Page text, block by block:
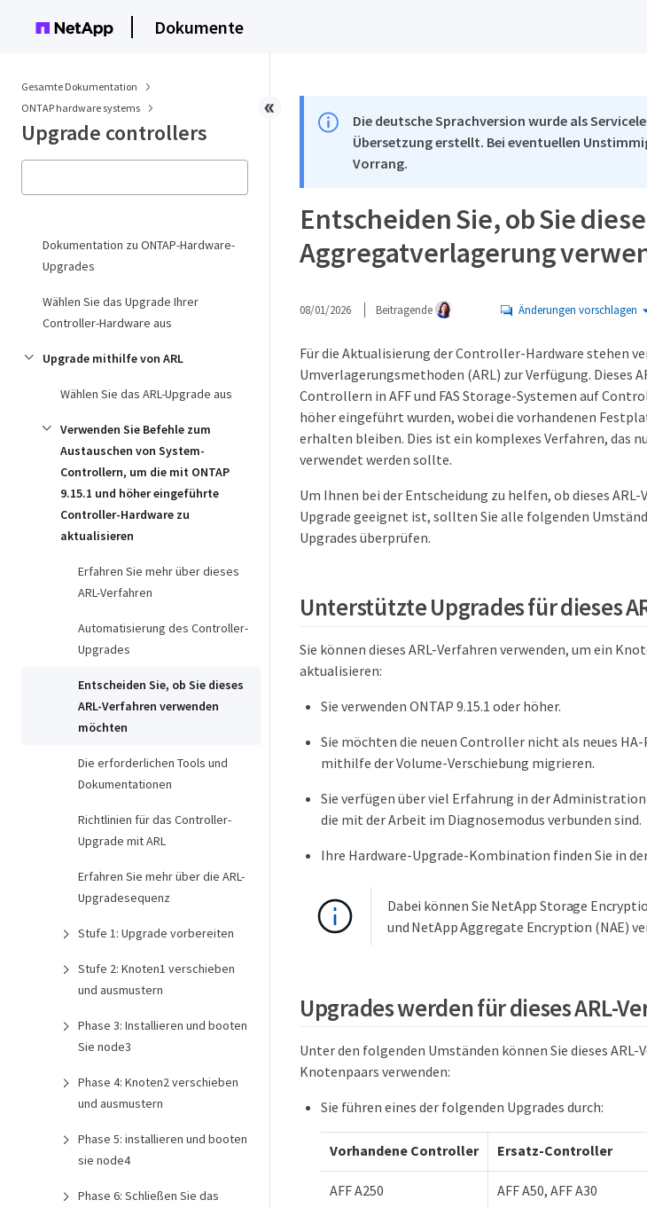
Dokumente
Gesamte Dokumentation
ONTAP hardware systems
Upgrade controllers
Dokumentation zu ONTAP-Hardware-
Upgrades
Wählen Sie das Upgrade Ihrer
Controller-Hardware aus
Upgrade mithilfe von ARL
Wählen Sie das ARL-Upgrade aus
Verwenden Sie Befehle zum
Austauschen von System-
Controllern, um die mit ONTAP
9.15.1 und höher eingeführte
Controller-Hardware zu
aktualisieren
Erfahren Sie mehr über dieses
ARL-Verfahren
Automatisierung des Controller-
Upgrades
Entscheiden Sie, ob Sie dieses
ARL-Verfahren verwenden
möchten
Die erforderlichen Tools und
Dokumentationen
Richtlinien für das Controller-
Upgrade mit ARL
Erfahren Sie mehr über die ARL-
Upgradesequenz
Stufe 1: Upgrade vorbereiten
Stufe 2: Knoten1 verschieben
und ausmustern
Phase 3: Installieren und booten
Sie node3
Phase 4: Knoten2 verschieben
und ausmustern
Phase 5: installieren und booten
sie node4
Phase 6: Schließen Sie das
Die deutsche Sprachversion wurde als
Übersetzung erstellt. Bei eventuellen
Vorrang.
Entscheiden Sie, ob Sie
Aggregatverlagerung
08/01/2026 Beitragende Änderungen vorschlagen
Für die Aktualisierung der Controller-Hardware stehen
Umverlagerungsmethoden (ARL) zur Verfügung. Dieses
Controllern in AFF und FAS Storage-Systemen auf
höher eingeführt wurden, wobei die vorhandenen
erhalten bleiben. Dies ist ein komplexes Verfahren, das
verwendet werden sollte.
Um Ihnen bei der Entscheidung zu helfen, ob dieses
Upgrade geeignet ist, sollten Sie alle folgenden
Upgrades überprüfen.
Unterstützte Upgrades für dieses
Sie können dieses ARL-Verfahren verwenden, um ein
aktualisieren:
Sie verwenden ONTAP 9.15.1 oder höher.
Sie möchten die neuen Controller nicht als neues
mithilfe der Volume-Verschiebung migrieren.
Sie verfügen über viel Erfahrung in der
die mit der Arbeit im Diagnosemodus verbunden sind.
Ihre Hardware-Upgrade-Kombination finden Sie in
Dabei können Sie NetApp Storage
und NetApp Aggregate Encryption (NAE)
Upgrades werden für dieses ARL-
Unter den folgenden Umständen können Sie dieses
Knotenpaars verwenden:
Sie führen eines der folgenden Upgrades durch:
Vorhandene Controller Ersatz-Controller
AFF A250 AFF A50, AFF A30